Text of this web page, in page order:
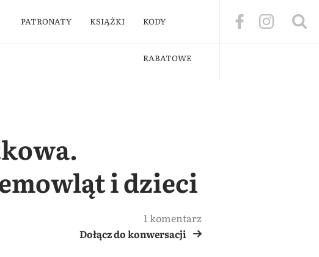
PATRONATY KSIĄŻKI KODY
RABATOWE
i dzieci
1 komentarz
Dołącz do konwersacji